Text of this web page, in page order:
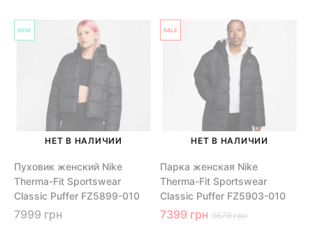
НЕТ В НАЛИЧИИ
Пуховик женский Nike
Therma-Fit Sportswear
Classic Puffer FZ5899-010
7999 грн
НЕТ В НАЛИЧИИ
Парка женская Nike
Therma-Fit Sportswear
Classic Puffer FZ5903-010
7399 грн 9679 грн